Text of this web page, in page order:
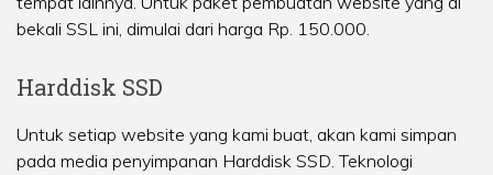
bekali SSL ini, dimulai dari harga Rp. 150.000.
Harddisk SSD
Untuk setiap website yang kami buat, akan kami simpan
pada media penyimpanan Harddisk SSD. Teknologi